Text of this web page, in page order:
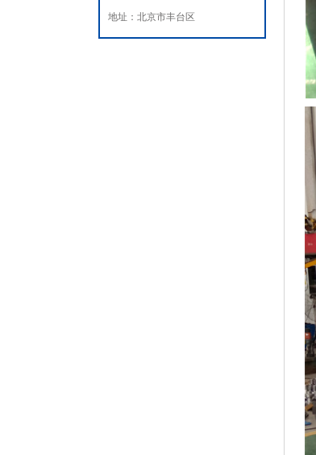
地址：北京市丰台区